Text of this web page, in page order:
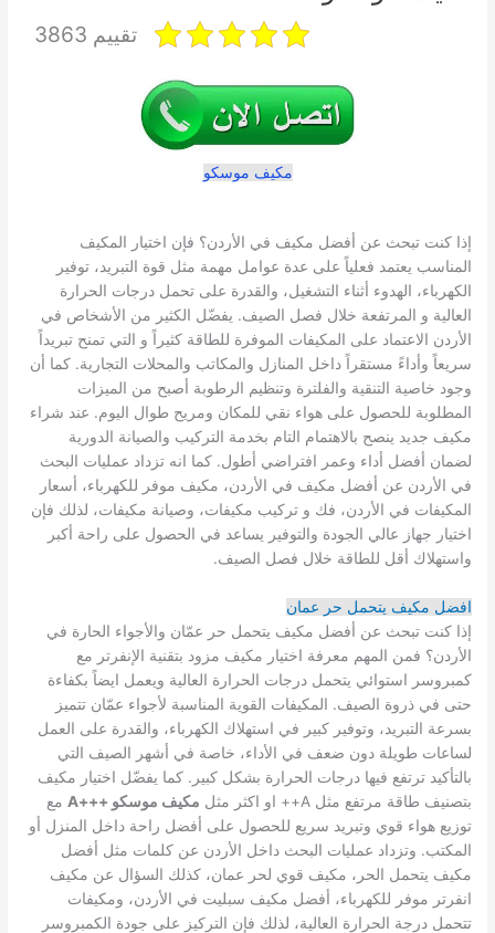
تقييم 3863
مكيف موسكو
إذا كنت تبحث عن أفضل مكيف في الأردن؟ فإن اختيار المكيف
المناسب يعتمد فعلياً على عدة عوامل مهمة مثل قوة التبريد، توفير
الكهرباء، الهدوء أثناء التشغيل، والقدرة على تحمل درجات الحرارة
العالية و المرتفعة خلال فصل الصيف. يفضّل الكثير من الأشخاص في
الأردن الاعتماد على المكيفات الموفرة للطاقة كثيراً و التي تمنح تبريداً
سريعاً وأداءً مستقراً داخل المنازل والمكاتب والمحلات التجارية. كما أن
وجود خاصية التنقية والفلترة وتنظيم الرطوبة أصبح من الميزات
المطلوبة للحصول على هواء نقي للمكان ومريح طوال اليوم. عند شراء
مكيف جديد ينصح بالاهتمام التام بخدمة التركيب والصيانة الدورية
لضمان أفضل أداء وعمر افتراضي أطول. كما انه تزداد عمليات البحث
في الأردن عن أفضل مكيف في الأردن، مكيف موفر للكهرباء، أسعار
المكيفات في الأردن، فك و تركيب مكيفات، وصيانة مكيفات، لذلك فإن
اختيار جهاز عالي الجودة والتوفير يساعد في الحصول على راحة أكبر
واستهلاك أقل للطاقة خلال فصل الصيف.
افضل مكيف يتحمل حر عمان
إذا كنت تبحث عن أفضل مكيف يتحمل حر عمّان والأجواء الحارة في
الأردن؟ فمن المهم معرفة اختيار مكيف مزود بتقنية الإنفرتر مع
كمبروسر استوائي يتحمل درجات الحرارة العالية ويعمل ايضاً بكفاءة
حتى في ذروة الصيف. المكيفات القوية المناسبة لأجواء عمّان تتميز
بسرعة التبريد، وتوفير كبير في استهلاك الكهرباء، والقدرة على العمل
لساعات طويلة دون ضعف في الأداء، خاصة في أشهر الصيف التي
بالتأكيد ترتفع فيها درجات الحرارة بشكل كبير. كما يفضّل اختيار مكيف
بتصنيف طاقة مرتفع مثل A++ او اكثر مثل
مكيف موسكو +++A
مع
توزيع هواء قوي وتبريد سريع للحصول على أفضل راحة داخل المنزل أو
المكتب. وتزداد عمليات البحث داخل الأردن عن كلمات مثل أفضل
مكيف يتحمل الحر، مكيف قوي لحر عمان، كذلك السؤال عن مكيف
انفرتر موفر للكهرباء، أفضل مكيف سبليت في الأردن، ومكيفات
تتحمل درجة الحرارة العالية، لذلك فإن التركيز على جودة الكمبروسر